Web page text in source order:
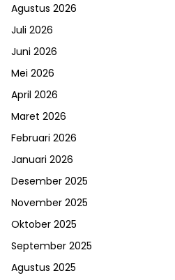
Agustus 2026
Juli 2026
Juni 2026
Mei 2026
April 2026
Maret 2026
Februari 2026
Januari 2026
Desember 2025
November 2025
Oktober 2025
September 2025
Agustus 2025